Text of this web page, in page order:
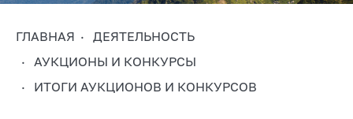
ГЛАВНАЯ
ДЕЯТЕЛЬНОСТЬ
АУКЦИОНЫ И КОНКУРСЫ
ИТОГИ АУКЦИОНОВ И КОНКУРСОВ